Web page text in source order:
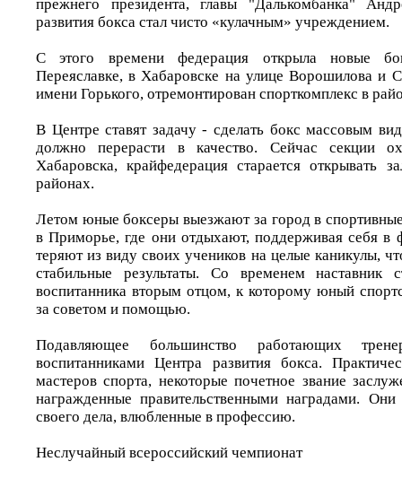
прежнего президента, главы "Далькомбанка"
развития бокса стал чисто «кулачным» учреждением.
С этого времени федерация открыла новые
Переяславке, в Хабаровске на улице Ворошилова и
имени Горького, отремонтирован спорткомплекс в
В Центре ставят задачу - сделать бокс массовым
должно перерасти в качество. Сейчас секции
Хабаровска, крайфедерация старается открывать
районах.
Летом юные боксеры выезжают за город в
в Приморье, где они отдыхают, поддерживая себя в
теряют из виду своих учеников на целые каникулы,
стабильные результаты. Со временем наставник
воспитанника вторым отцом, к которому юный
за советом и помощью.
Подавляющее большинство работающих
воспитанниками Центра развития бокса.
мастеров спорта, некоторые почетное звание
награжденные правительственными наградами. Они
своего дела, влюбленные в профессию.
Неслучайный всероссийский чемпионат